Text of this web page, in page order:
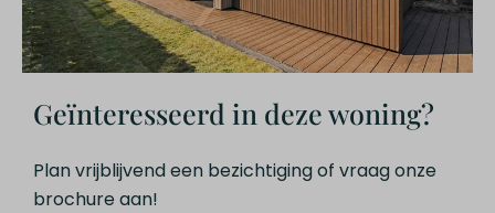
Geïnteresseerd in deze woning?
Plan vrijblijvend een bezichtiging of vraag onze
brochure aan!